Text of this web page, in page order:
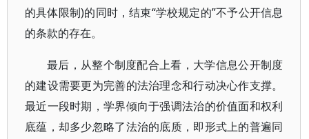
的具体限制)的同时，结束“学校规定的”不予公开信息
的条款的存在。
最后，从整个制度配合上看，大学信息公开制度
的建设需要更为完善的法治理念和行动决心作支撑。
最近一段时期，学界倾向于强调法治的价值面和权利
底蕴，却多少忽略了法治的底质，即形式上的普遍同